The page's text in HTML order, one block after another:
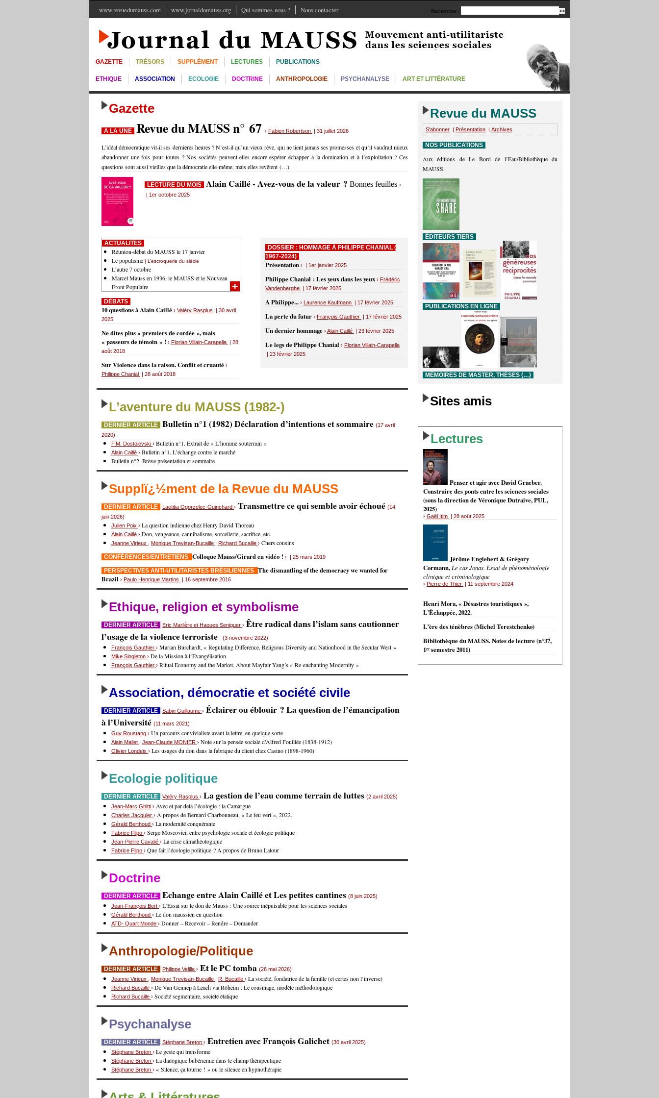
www.revuedumauss.com www.jornaldomauss.org Qui sommes-nous ? Nous contacter Rechercher :
GAZETTE TRÉSORS SUPPLÉMENT LECTURES PUBLICATIONS
ETHIQUE ASSOCIATION ECOLOGIE DOCTRINE ANTHROPOLOGIE PSYCHANALYSE ART ET LITTÉRATURE
Gazette
A LA UNE Revue du MAUSS n° 67 › Fabien Robertson | 31 juillet 2026
L’idéal démocratique vit-il ses dernières heures ? N’est-il qu’un vieux rêve, qui ne tient jamais ses promesses et qu’il vaudrait mieux
abandonner une fois pour toutes ? Nos sociétés peuvent-elles encore espérer échapper à la domination et à l’exploitation ? Ces
questions sont aussi vieilles que la démocratie elle-même, mais elles revêtent (…)
LECTURE DU MOIS Alain Caillé - Avez-vous de la valeur ? Bonnes feuilles ›
| 1er octobre 2025
DOSSIER : HOMMAGE À PHILIPPE CHANIAL (
1967-2024)
Présentation › | 1er janvier 2025
Philippe Chanial : Les yeux dans les yeux› Frédéric
Vandenberghe | 17 février 2025
A Philippe... › Laurence Kaufmann | 17 février 2025
La perte du futur › François Gauthier | 17 février 2025
Un dernier hommage ›Alain Caillé | 23 février 2025
Le legs de Philippe Chanial › Florian Villain-Carapella
| 23 février 2025
ACTUALITÉS
Réunion-débat du MAUSS le 17 janvier
Le populisme | L’escroquerie du siècle
L’autre 7 octobre
Marcel Mauss en 1936, le MAUSS et le Nouveau
Front Populaire
DÉBATS
10 questions à Alain Caillé › Valéry Rasplus
| 30 avril
2025
Ne dites plus « premiers de cordée », mais
« passeurs de témoin » ! › Florian Villain-Carapella | 28
août 2018
Sur Violence dans la raison. Conflit et cruauté ›
Philippe Chanial | 28 août 2018
L’aventure du MAUSS (1982-)
DERNIER ARTICLE Bulletin n°1 (1982) Déclaration d’intentions et sommaire (17 avril
2020)
F.M. Dostoievski › Bulletin n°1. Extrait de « L’homme souterrain »
Alain Caillé › Bulletin n°1. L’échange contre le marché
Bulletin n°2. Brève présentation et sommaire
Supplï¿½ment de la Revue du MAUSS
DERNIER ARTICLE Laetitia Ogorzelec-Guinchard › Transmettre ce qui semble avoir échoué (14
juin 2026)
Julien Poix › La question indienne chez Henry David Thoreau
Alain Caillé › Don, vengeance, cannibalisme, sorcellerie, sacrifice, etc.
Jeanne Virieux Monique Trevisan-Bucaille Richard Bucaille › Chers cousins
CONFÉRENCES/ENTRETIENS Colloque Mauss/Girard en vidéo ! › | 25 mars 2019
PERSPECTIVES ANTI-UTILITARISTES BRÉSILIENNES The dismantling of the democracy we wanted for
Brazil › Paulo Henrique Martins | 16 septembre 2016
Ethique, religion et symbolisme
DERNIER ARTICLE Eric Marlière et Haoues Seniguer › Être radical dans l’islam sans cautionner
l’usage de la violence terroriste
(3 novembre 2022)
François Gauthier › Marian Burchardt, « Regulating Difference. Religious Diversity and Nationhood in the Secular West »
Mike Singleton › De la Mission à l’Evangélisation
François Gauthier › Ritual Economy and the Market. About Mayfair Yang’s « Re-enchanting Modernity »
Association, démocratie et société civile
DERNIER ARTICLE Sabin Guillaume › Éclairer ou éblouir ? La question de l’émancipation
à l’Université (11 mars 2021)
Guy Roustang › Un parcours convivialiste avant la lettre, en quelque sorte
Alain Mallet Jean-Claude MONIER › Note sur la pensée sociale d’Alfred Fouillée (1838-1912)
Olivier Londeix › Les usages du don dans la fabrique du client chez Casino (1898-1960)
Ecologie politique
DERNIER ARTICLE Valéry Rasplus › La gestion de l’eau comme terrain de luttes (2 avril 2025)
Jean-Marc Ghitti › Avec et par-delà l’écologie : la Camargue
Charles Jacquier › A propos de Bernard Charbonneau, « Le feu vert », 2022.
Gérald Berthoud › La modernité conquérante
Fabrice Flipo › Serge Moscovici, entre psychologie sociale et écologie politique
Jean-Pierre Cavalié › La crise climathéologique
Fabrice Flipo › Que fait l’écologie politique ? A propos de Bruno Latour
Doctrine
DERNIER ARTICLE Echange entre Alain Caillé et Les petites cantines (8 juin 2025)
Jean-François Bert › L’Essai sur le don de Mauss : Une source inépuisable pour les sciences sociales
Gérald Berthoud › Le don maussien en question
ATD- Quart Monde › Donner – Recevoir – Rendre – Demander
Anthropologie/Politique
DERNIER ARTICLE Philippe Velilla › Et le PC tomba (26 mai 2026)
Jeanne Virieux
Monique Trevisan-Bucaille R. Bucaille › La société, fondatrice de la famille (et certes non l’inverse)
Richard Bucaille › De Van Gennep à Leach via Róheim : Le cousinage, modèle méthodologique
Richard Bucaille › Société segmentaire, société étatique
Psychanalyse
DERNIER ARTICLE Stéphane Breton › Entretien avec François Galichet (30 avril 2025)
Stéphane Breton › Le geste qui transforme
Stéphane Breton › La dialogique bubérienne dans le champ thérapeutique
Stéphane Breton › « Silence, ça tourne ! » ou le silence en hypnothérapie
Revue du MAUSS
S'abonner | Présentation | Archives
NOS PUBLICATIONS
Aux éditions de Le Bord de l’Eau/Bibliothèque du
MAUSS.
ÉDITEURS TIERS
PUBLICATIONS EN LIGNE
MÉMOIRES DE MASTER, THÈSES (…)
Sites amis
Lectures
Penser et agir avec David Graeber.
Construire des ponts entre les sciences sociales
(sous la direction de Véronique Dutraive, PUL,
2025)
› Gaël Itim | 28 août 2025
Jérôme Englebert & Grégory
Cormann, Le cas Jonas. Essai de phénoménologie
clinique et criminologique
› Pierre de Thier | 11 septembre 2024
Henri Mora, « Désastres touristiques »,
L’Échappée, 2022.
L’ère des ténèbres (Michel Terestchenko)
Bibliothèque du MAUSS. Notes de lecture (n°37,
1ersemestre 2011)